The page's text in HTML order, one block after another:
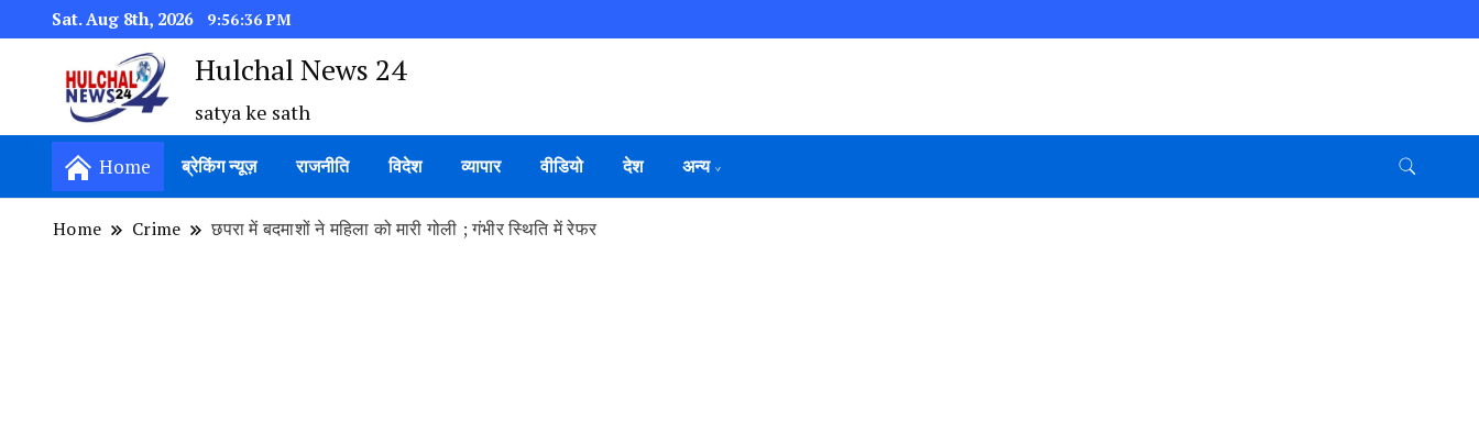
Sat. Aug 8th, 2026 9:56:37 PM
Hulchal News 24
satya ke sath
Home ब्रेकिंग न्यूज़ राजनीति विदेश व्यापार वीडियो देश अन्य
Home Crime छपरा में बदमाशों ने महिला को मारी गोली ; गंभीर स्थिति में रेफर